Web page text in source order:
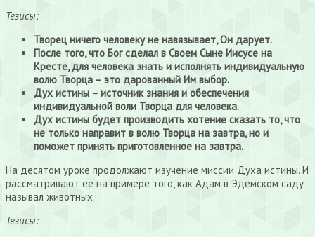
Тезисы:
Творец ничего человеку не навязывает, Он дарует.
После того, что Бог сделал в Своем Сыне Иисусе на
Кресте, для человека знать и исполнять индивидуальную
волю Творца – это дарованный Им выбор.
Дух истины – источник знания и обеспечения
индивидуальной воли Творца для человека.
Дух истины будет производить хотение сказать то, что
не только направит в волю Творца на завтра, но и
поможет принять приготовленное на завтра.
На десятом уроке продолжают изучение миссии Духа истины. И
рассматривают ее на примере того, как Адам в Эдемском саду
называл животных.
Тезисы: